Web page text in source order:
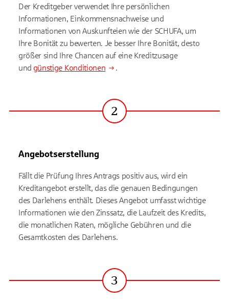
Der Kreditgeber verwendet Ihre persönlichen
Informationen, Einkommensnachweise und
Informationen von Auskunfteien wie der SCHUFA, um
Ihre Bonität zu bewerten. Je besser Ihre Bonität, desto
größer sind Ihre Chancen auf eine Kreditzusage
und günstige Konditionen .
Schritt
2
Angebotserstellung
Fällt die Prüfung Ihres Antrags positiv aus, wird ein
Kreditangebot erstellt, das die genauen Bedingungen
des Darlehens enthält. Dieses Angebot umfasst wichtige
Informationen wie den Zinssatz, die Laufzeit des Kredits,
die monatlichen Raten, mögliche Gebühren und die
Gesamtkosten des Darlehens.
Schritt
3